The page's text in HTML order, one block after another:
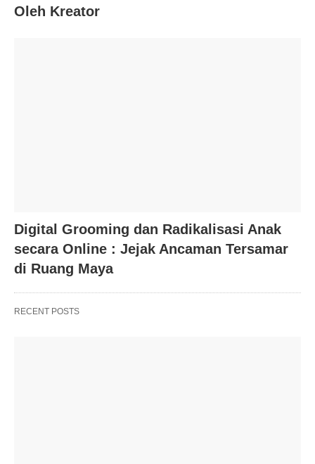
Oleh Kreator
Digital Grooming dan Radikalisasi Anak
secara Online : Jejak Ancaman Tersamar
di Ruang Maya
RECENT POSTS